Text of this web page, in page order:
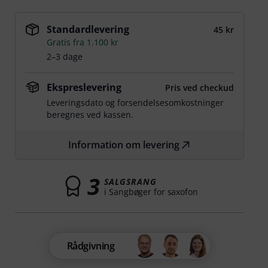
Standardlevering
45 kr
Gratis fra 1.100 kr
2–3 dage
Ekspreslevering
Pris ved checkud
Leveringsdato og forsendelsesomkostninger
beregnes ved kassen.
Information om levering
3 SALGSRANG
i Sangbøger for saxofon
Rådgivning